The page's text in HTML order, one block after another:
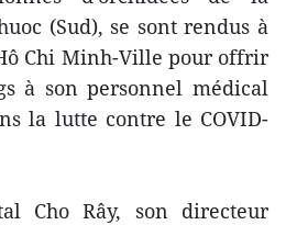
(Sud), se sont rendus à
Chi Minh-Ville pour offrir
à son personnel médical
la lutte contre le COVID-
Cho Rây, son directeur